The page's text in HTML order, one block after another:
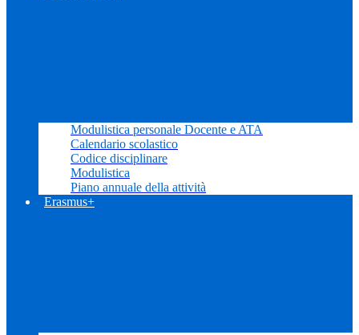
Modulistica personale Docente e ATA
Calendario scolastico
Codice disciplinare
Modulistica
Piano annuale della attività
Erasmus+